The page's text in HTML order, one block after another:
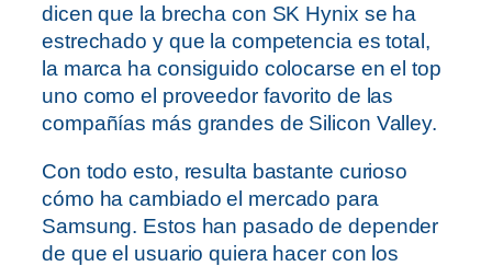
dicen que la brecha con SK Hynix se ha
estrechado y que la competencia es total,
la marca ha consiguido colocarse en el top
uno como el proveedor favorito de las
compañías más grandes de Silicon Valley.
Con todo esto, resulta bastante curioso
cómo ha cambiado el mercado para
Samsung. Estos han pasado de depender
de que el usuario quiera hacer con los